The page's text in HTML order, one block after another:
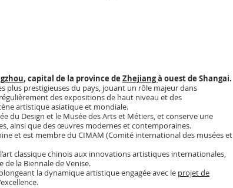
, capital de la province de Zhejiangà ouest de Shangai.
plus prestigieuses du pays, jouant un rôle majeur dans
des expositions de haut niveau et des
artistique asiatique et mondiale.
du Design et le Musée des Arts et Métiers, et conserve une
ainsi que des œuvres modernes et contemporaines.
et est membre du CIMAM (Comité international des musées et
classique chinois aux innovations artistiques internationales,
la Biennale de Venise.
la dynamique artistique engagée avec le projet de